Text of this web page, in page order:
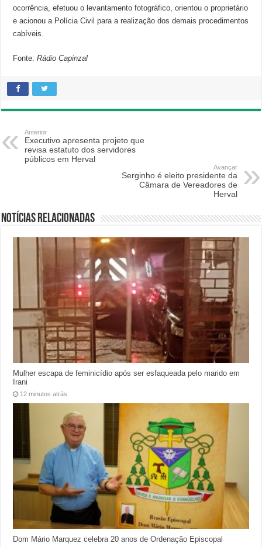
ocorrência, efetuou o levantamento fotográfico, orientou o proprietário
e acionou a Polícia Civil para a realização dos demais procedimentos
cabíveis.
Fonte:Rádio Capinzal
Anterior
Executivo apresenta projeto que
revisa estatuto dos servidores
públicos em Herval
Avançar
Serginho é eleito presidente da
Câmara de Vereadores de
Herval
Notícias relacionadas
Mulher escapa de feminicídio após ser esfaqueada pelo marido em
Irani
12 minutos atrás
Dom Mário Marquez celebra 20 anos de Ordenação Episcopal